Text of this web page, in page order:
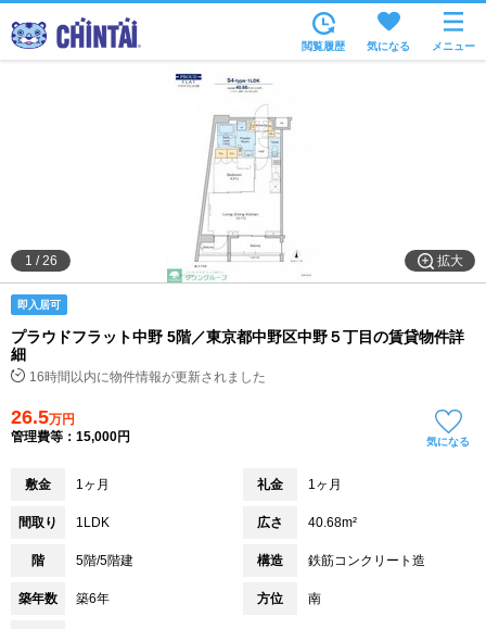
住所から
家賃相場から
通勤通学時間から
物件特集から
不動産会社から
閲覧履歴 気になる メニュー
拡大
1 /26
即入居可
プラウドフラット中野 5階／東京都中野区中野５丁目の賃貸物件詳
細
16時間以内に物件情報が更新されました
26.5万円
管理費等：15,000円
気になる
敷金 1ヶ月 礼金 1ヶ月
間取り 1LDK 広さ 40.68m²
階 5階/5階建 構造 鉄筋コンクリート造
築年数 築6年 方位 南